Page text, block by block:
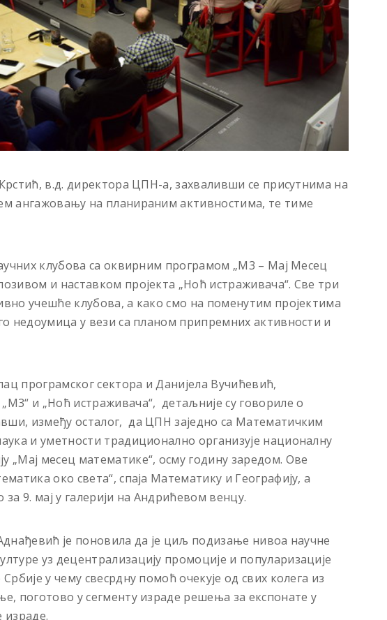
в.д. директора ЦПН-а, захваливши се присутнима на
ангажовању на планираним активностима, те тиме
клубова са оквирним програмом „М3 – Мај Месец
и наставком пројекта „Ноћ истраживача“. Све три
учешће клубова, а како смо на поменутим пројектима
недоумица у вези са планом припремних активности и
програмског сектора и Данијела Вучићевић,
и „Ноћ истраживача“, детаљније су говорилe о
између осталог, да ЦПН заједно са Математичким
и уметности традиционално организује националну
„Мај месец математике“, осму годину заредом. Ове
око света“, спаја Математику и Географију, а
9. мај у галерији на Андрићевом венцу.
је поновила да је циљ подизање нивоа научне
уз децентрализацију промоције и популаризације
у чему свесрдну помоћ очекује од свих колега из
поготово у сегменту израде решења за експонате у